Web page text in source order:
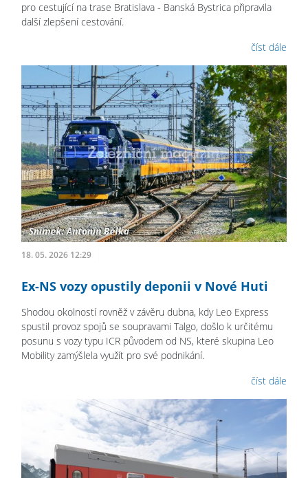
pro cestující na trase Bratislava - Banská Bystrica připravila
další zlepšení cestování.
číst dále
18. 05. 2026 12:29
Ex-NS vozy opustily deponii v Nové Huti
Shodou okolností rovněž v závěru dubna, kdy Leo Express
spustil provoz spojů se soupravami Talgo, došlo k určitému
posunu s vozy typu ICR původem od NS, které skupina Leo
Mobility zamýšlela využít pro své podnikání.
číst dále